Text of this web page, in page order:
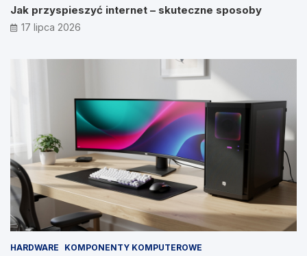
Jak przyspieszyć internet – skuteczne sposoby
17 lipca 2026
HARDWARE KOMPONENTY KOMPUTEROWE